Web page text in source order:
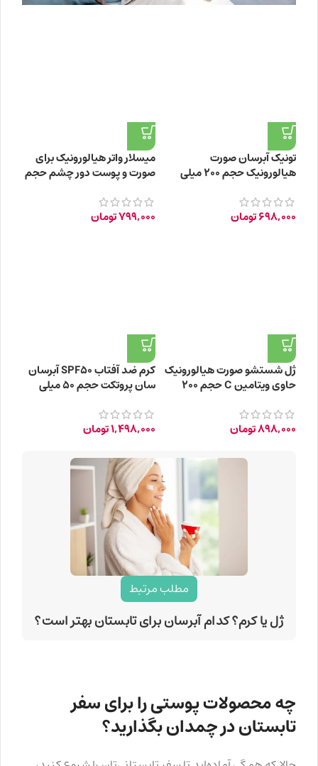
تونیک آبرسان صورت
هیالورونیک حجم 200 میلی‌
698,000تومان
میسلار واتر هیالورونیک برای
صورت و پوست دور چشم حجم
799,000تومان
ژل شستشو صورت هیالورونیک
حاوی ویتامین C حجم 200
898,000تومان
کرم ضد آفتاب SPF50 آبرسان
سان پروتکت حجم 50 میلی
1,498,000تومان
مطلب مرتبط
ژل یا کرم؟ کدام آبرسان برای تابستان بهتر است؟
چه محصولات پوستی را برای سفر
تابستان در چمدان بگذارید؟